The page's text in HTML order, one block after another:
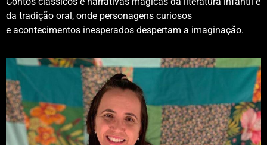
da tradição oral, onde personagens curiosos
e acontecimentos inesperados despertam a imaginação.